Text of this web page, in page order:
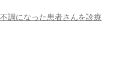
調になった患者さんを診療